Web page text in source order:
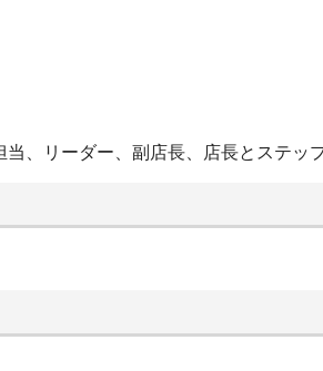
、リーダー、副店長、店長とステッ